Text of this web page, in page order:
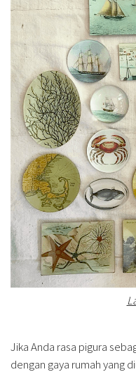
Jika Anda rasa pigura
dengan gaya rumah yang